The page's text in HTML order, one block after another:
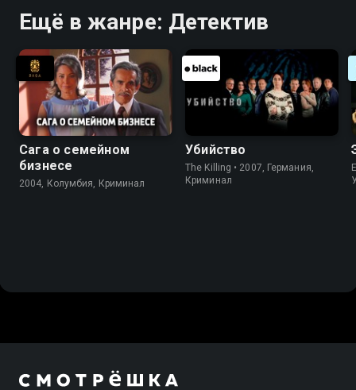
Ещё в жанре: Детектив
Сага о семейном
бизнесе
2004, Колумбия, Криминал
Убийство
The Killing • 2007, Германия,
Криминал